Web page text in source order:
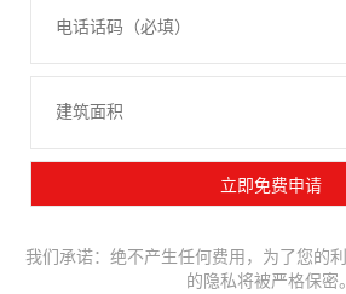
我们承诺：绝不产生任何费用，为了您的
的隐私将被严格保密。